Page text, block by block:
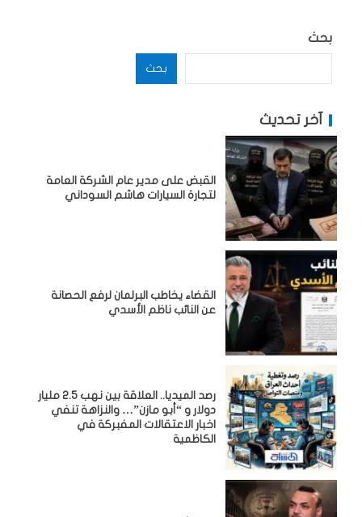
بحث
بحث
آخر تحديث
القبض على مدير عام الشركة العامة
لتجارة السيارات هاشم السوداني
القضاء يخاطب البرلمان لرفع الحصانة
عن النائب ناظم الأسدي
رصد الميديا.. العلاقة بين نهب 2.5 مليار
دولار و “أبو مازن”… والنزاهة تنفي
اخبار الاعتقالات المفبركة في
الكاظمية